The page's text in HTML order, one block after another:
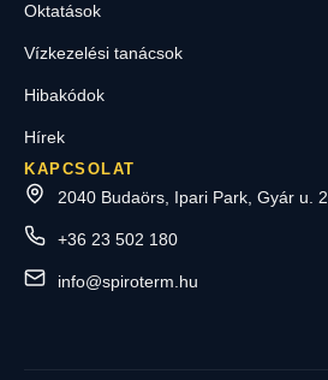
Oktatások
Vízkezelési tanácsok
Hibakódok
Hírek
KAPCSOLAT
2040 Budaörs, Ipari Park, Gyár u. 2.
+36 23 502 180
info@spiroterm.hu